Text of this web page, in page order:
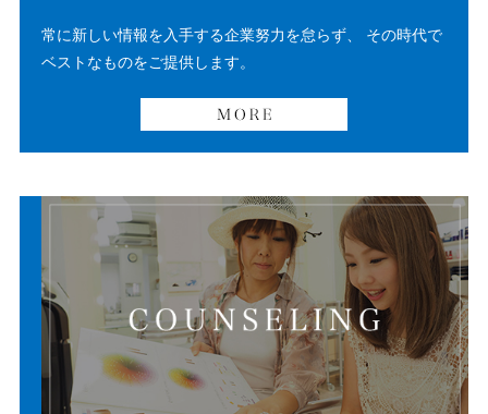
常に新しい情報を入手する企業努力を怠らず、
その時代で
ベストなものをご提供します。